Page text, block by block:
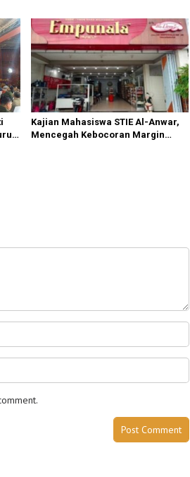
Aman!
Kajian Mahasiswa STIE Al-Anwar,
Mencegah Kebocoran Margin